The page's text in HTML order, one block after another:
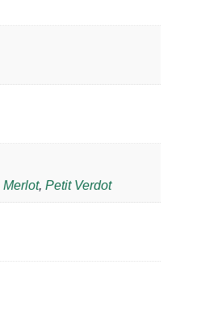
Merlot, Petit Verdot